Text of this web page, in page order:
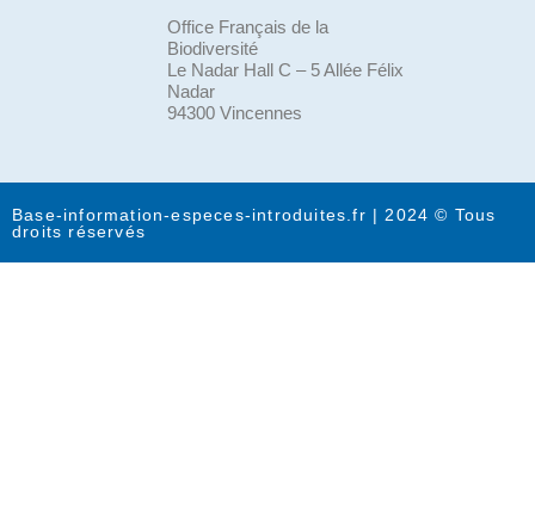
Office Français de la
Biodiversité
Le Nadar Hall C – 5 Allée Félix
Nadar
94300 Vincennes
Base-information-especes-introduites.fr | 2024 © Tous
droits réservés